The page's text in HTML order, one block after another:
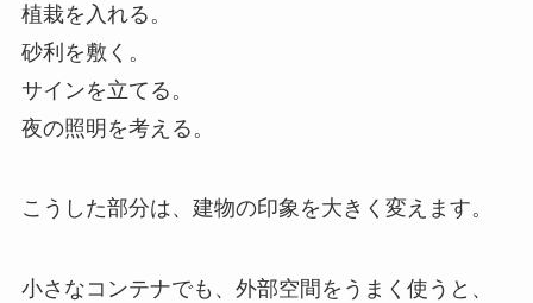
植栽を入れる。
砂利を敷く。
サインを立てる。
夜の照明を考える。
こうした部分は、建物の印象を大きく変えます。
小さなコンテナでも、外部空間をうまく使うと、